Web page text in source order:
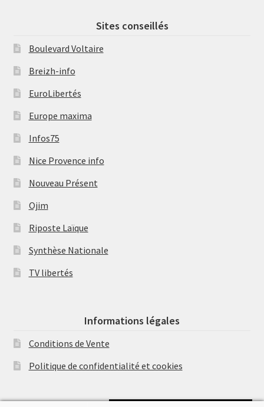
Sites conseillés
Boulevard Voltaire
Breizh-info
EuroLibertés
Europe maxima
Infos75
Nice Provence info
Nouveau Présent
Ojim
Riposte Laïque
Synthèse Nationale
TV libertés
Informations légales
Conditions de Vente
Politique de confidentialité et cookies